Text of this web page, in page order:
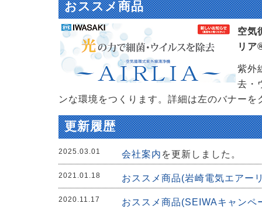
おススメ商品
空気
リア
紫外
去・
ンな環境をつくります。詳細は左のバナーを
更新履歴
2025.03.01 会社案内 を更新しました。
2021.01.18 おススメ商品(岩崎電気エアー
2020.11.17 おススメ商品(SEIWAキャンペ